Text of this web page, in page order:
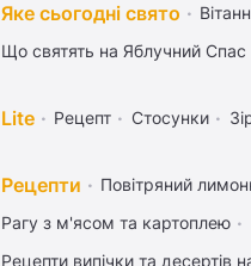
Яке сьогодні свято
Що святять на Яблучний Спас
Lite Рецепт Стосунки
Рецепти Повітряний
Рагу з м'ясом та картоплею
Рецепти випічки та десертів